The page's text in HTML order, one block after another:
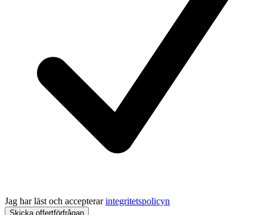
Jag har läst och accepterar integritetspolicyn
Skicka offertförfrågan